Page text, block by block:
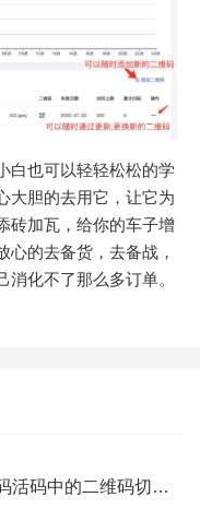
白也可以轻轻松松的学
大胆的去用它，让它为
砖加瓦，给你的车子增
心的去备货，去备战，
化不了那么多订单。
微粉通二维码活码中的二维码切换方式/设备绑定说明